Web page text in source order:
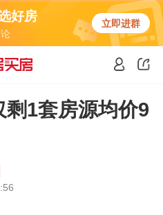
好房
立即进群
1套房源均价9